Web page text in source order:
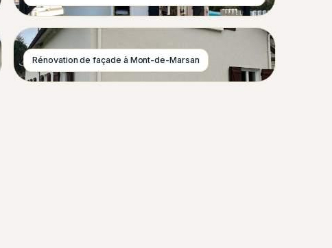
Rénovation de façade à Mont-de-Marsan